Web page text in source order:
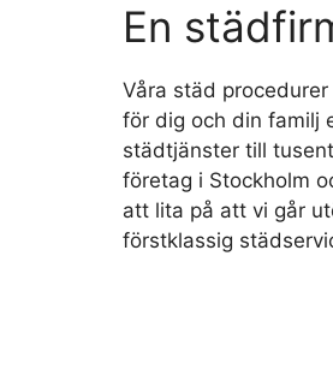
En
Våra städ
för dig och din familj
städtjänster till
företag i Stockholm
att lita på att vi går
förstklassig